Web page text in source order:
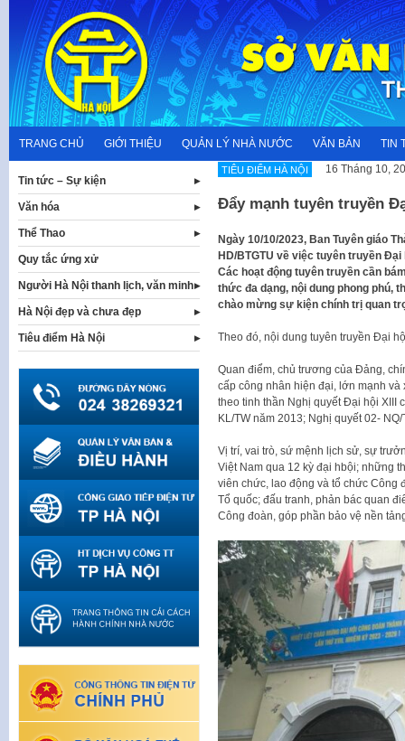
content
TRANG CHỦ GIỚI THIỆU QUẢN LÝ NHÀ NƯỚC VĂN BẢN TIN
TIÊU ĐIỂM HÀ NỘI 16 Tháng 10,
Đẩy mạnh tuyên truyền
Ngày 10/10/2023, Ban Tuyên giáo
HD/BTGTU về việc tuyên truyền Đại
Các hoạt động tuyên truyền cần
thức đa dạng, nội dung phong phú,
chào mừng sự kiện chính trị quan
Theo đó, nội dung tuyên truyền Đại
Quan điểm, chủ trương của Đảng,
cấp công nhân hiện đại, lớn mạnh
theo tinh thần Nghị quyết Đại hội XIII
KL/TW năm 2013; Nghị quyết 02-
Vị trí, vai trò, sứ mệnh lịch sử, sự
Việt Nam qua 12 kỳ đại hbội; những
viên chức, lao động và tổ chức Công
Tổ quốc; đấu tranh, phản bác quan
Công đoàn, góp phần bảo vệ nền
Tin tức – Sự kiện
Văn hóa
Thể Thao
Quy tắc ứng xử
Người Hà Nội thanh lịch, văn minh
Hà Nội đẹp và chưa đẹp
Tiêu điểm Hà Nội